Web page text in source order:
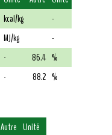
kcal/kg
-
MJ/kg
-
- 86.4 %
- 88.2 %
Autre Unité